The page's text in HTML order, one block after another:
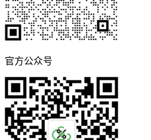
官方公众号